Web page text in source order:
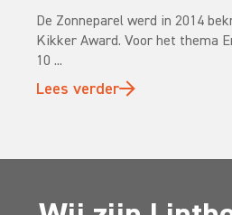
De Zonneparel werd in 2014
Kikker Award. Voor het thema
10 ...
Lees verder